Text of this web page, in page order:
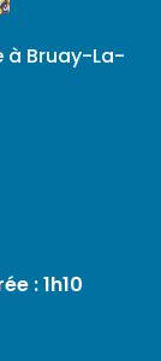
à Bruay-La-
: 1h10